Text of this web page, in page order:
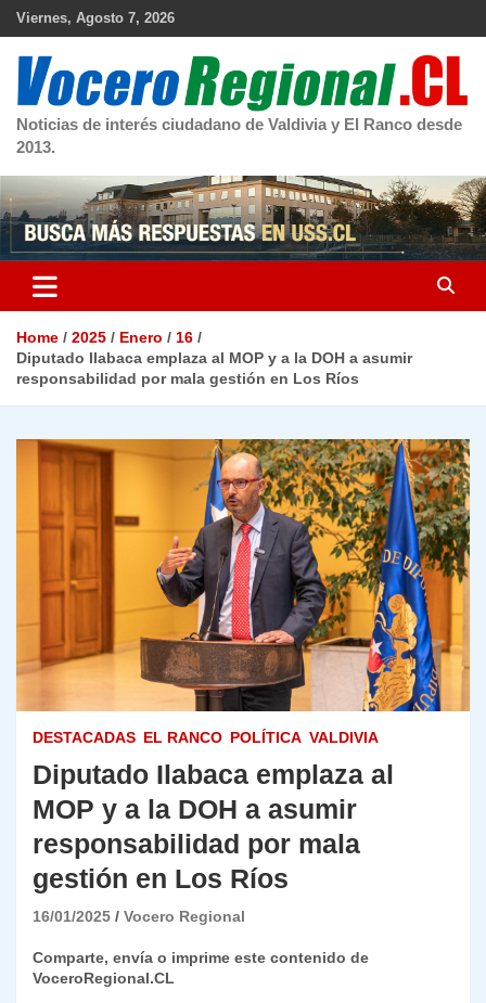
Skip
Viernes, Agosto 7, 2026
Noticias de interés ciudadano de Valdivia y El Ranco desde
2013.
Home 2025 Enero
16
Diputado Ilabaca emplaza al MOP y a la DOH a asumir
responsabilidad por mala gestión en Los Ríos
DESTACADAS EL RANCO POLÍTICA VALDIVIA
Diputado Ilabaca emplaza al
MOP y a la DOH a asumir
responsabilidad por mala
gestión en Los Ríos
16/01/2025 Vocero Regional
Comparte, envía o imprime este contenido de
VoceroRegional.CL